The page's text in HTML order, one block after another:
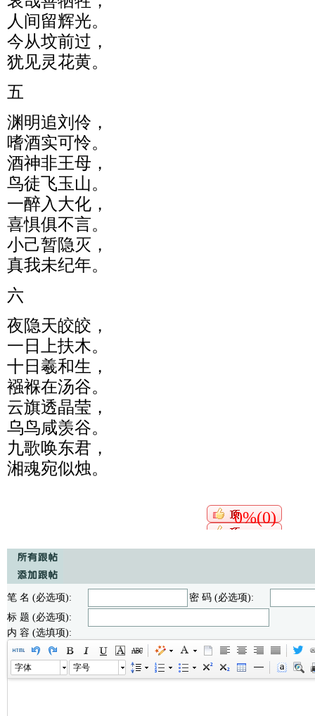
人间留辉光。
今从坟前过，
犹见灵花黄。
五
渊明追刘伶，
嗜酒实可怜。
酒神非王母，
鸟徒飞玉山。
一醉入大化，
喜惧俱不言。
小己暂隐灭，
真我未纪年。
六
夜隐天皎皎，
一日上扶木。
十日羲和生，
襁褓在汤谷。
云旗透晶莹，
乌鸟咸羡谷。
九歌唤东君，
湘魂宛似烛。
0%(0)
笔 名 (必选项):
密 码 (必选项):
标 题 (必选项):
内 容 (选填项):
字体 字号